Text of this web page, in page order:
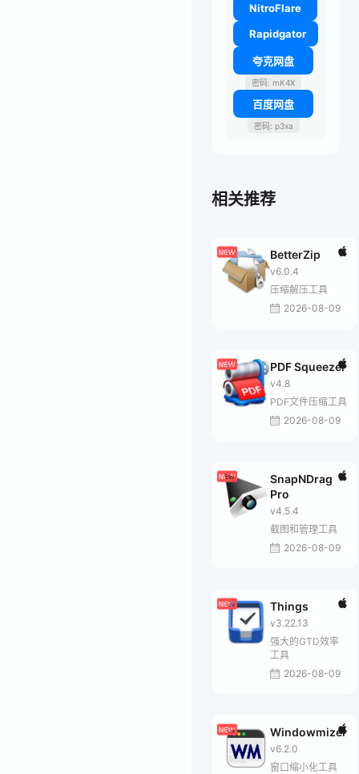
NitroFlare
Rapidgator
夸克网盘
密码: mK4X
百度网盘
密码: p3xa
相关推荐
BetterZip
v6.0.4
压缩解压工具
2026-08-09
PDF Squeezer
v4.8
PDF文件压缩工具
2026-08-09
SnapNDrag
Pro
v4.5.4
截图和管理工具
2026-08-09
Things
v3.22.13
强大的GTD效率
工具
2026-08-09
Windowmizer
v6.2.0
窗口缩小化工具